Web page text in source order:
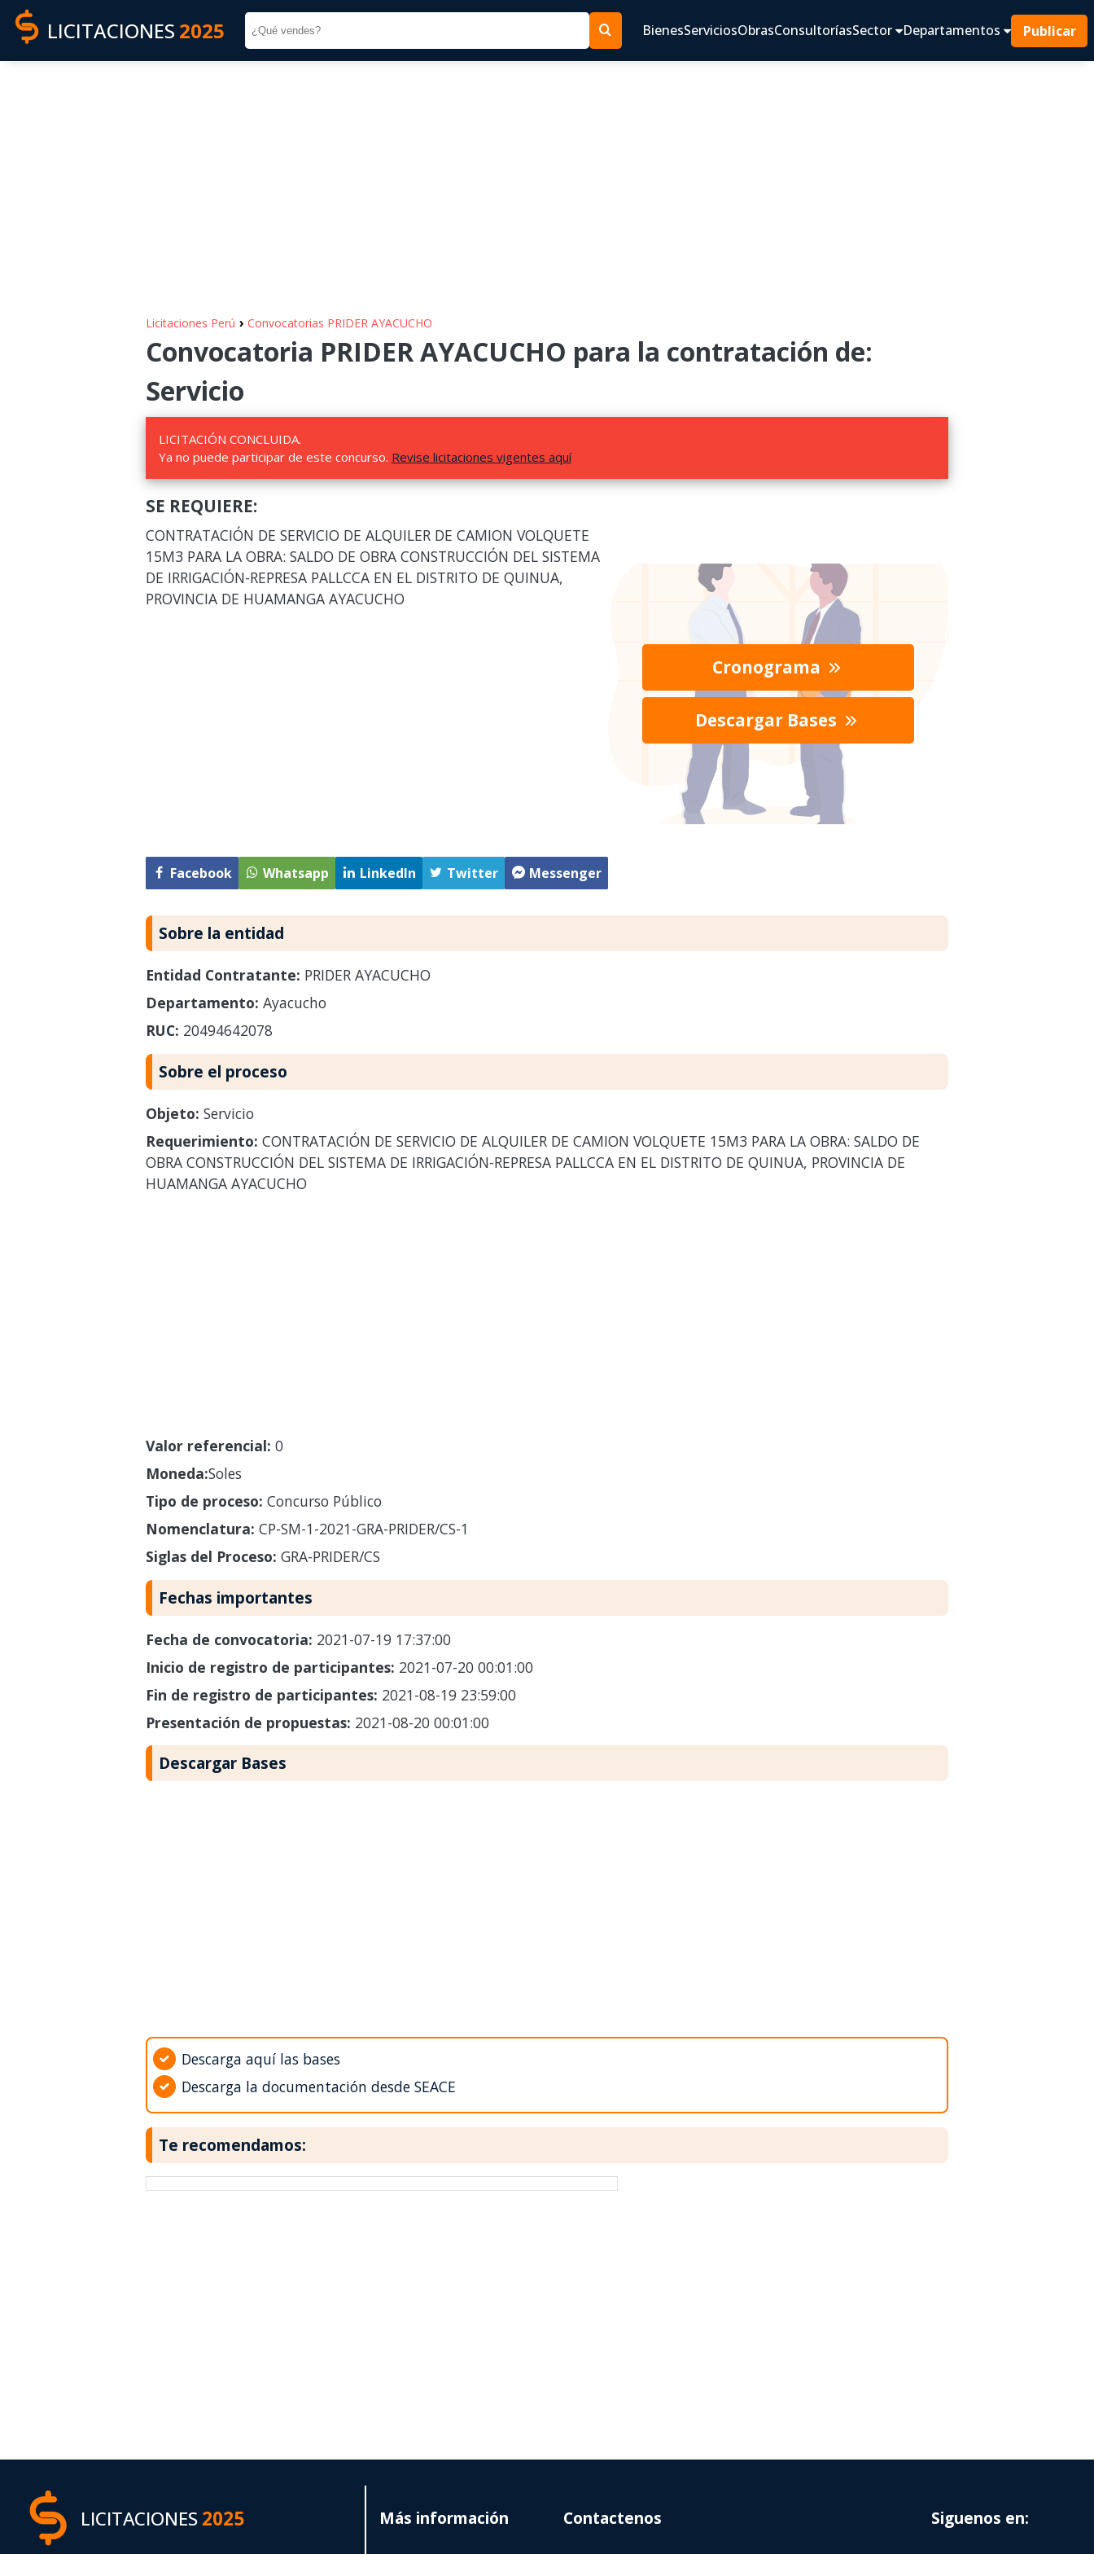
LICITACIONES 2025 BienesServiciosObrasConsultoríasSector Departamentos Publicar
Licitaciones Perú › Convocatorias PRIDER AYACUCHO
Convocatoria PRIDER AYACUCHO para la contratación de:
Servicio
LICITACIÓN CONCLUIDA.
Ya no puede participar de este concurso. Revise licitaciones vigentes aquí
SE REQUIERE:
CONTRATACIÓN DE SERVICIO DE ALQUILER DE CAMION VOLQUETE
15M3 PARA LA OBRA: SALDO DE OBRA CONSTRUCCIÓN DEL SISTEMA
DE IRRIGACIÓN-REPRESA PALLCCA EN EL DISTRITO DE QUINUA,
PROVINCIA DE HUAMANGA AYACUCHO
Facebook Whatsapp LinkedIn Twitter Messenger
Cronograma
Descargar Bases
Sobre la entidad
Entidad Contratante: PRIDER AYACUCHO
Departamento: Ayacucho
RUC: 20494642078
Sobre el proceso
Objeto: Servicio
Requerimiento: CONTRATACIÓN DE SERVICIO DE ALQUILER DE CAMION VOLQUETE 15M3 PARA LA OBRA: SALDO DE
OBRA CONSTRUCCIÓN DEL SISTEMA DE IRRIGACIÓN-REPRESA PALLCCA EN EL DISTRITO DE QUINUA, PROVINCIA DE
HUAMANGA AYACUCHO
Valor referencial: 0
Moneda:Soles
Tipo de proceso: Concurso Público
Nomenclatura: CP-SM-1-2021-GRA-PRIDER/CS-1
Siglas del Proceso: GRA-PRIDER/CS
Fechas importantes
Fecha de convocatoria: 2021-07-19 17:37:00
Inicio de registro de participantes: 2021-07-20 00:01:00
Fin de registro de participantes: 2021-08-19 23:59:00
Presentación de propuestas: 2021-08-20 00:01:00
Descargar Bases
Descarga aquí las bases
Descarga la documentación desde SEACE
Te recomendamos:
LICITACIONES2025 Más información Contactenos Siguenos en: